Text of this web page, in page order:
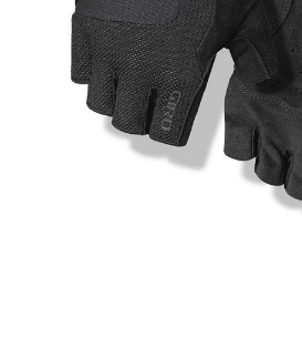
GU ENERGY GEL 32G CHOCOLATE